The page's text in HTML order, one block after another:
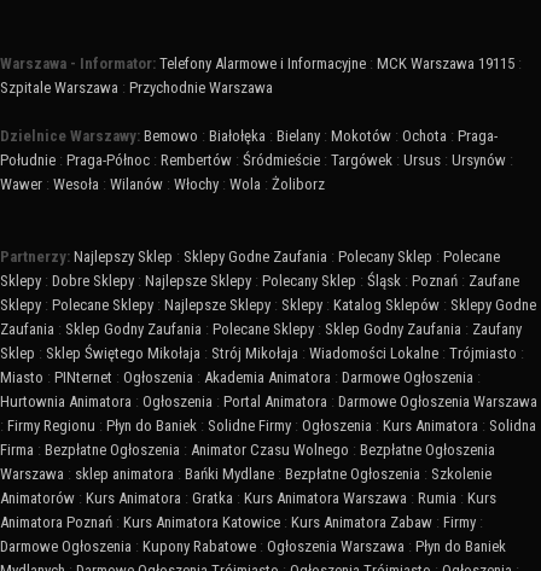
Warszawa - Informator: Telefony Alarmowe i Informacyjne : MCK Warszawa 19115 :
Szpitale Warszawa : Przychodnie Warszawa
Dzielnice Warszawy: Bemowo : Białołęka : Bielany : Mokotów : Ochota : Praga-
Południe : Praga-Północ : Rembertów : Śródmieście : Targówek : Ursus : Ursynów :
Wawer : Wesoła : Wilanów : Włochy : Wola : Żoliborz
Partnerzy: Najlepszy Sklep : Sklepy Godne Zaufania : Polecany Sklep : Polecane
Sklepy : Dobre Sklepy : Najlepsze Sklepy : Polecany Sklep : Śląsk : Poznań : Zaufane
Sklepy : Polecane Sklepy : Najlepsze Sklepy : Sklepy : Katalog Sklepów : Sklepy Godne
Zaufania : Sklep Godny Zaufania : Polecane Sklepy : Sklep Godny Zaufania : Zaufany
Sklep : Sklep Świętego Mikołaja : Strój Mikołaja : Wiadomości Lokalne : Trójmiasto :
Miasto : PINternet : Ogłoszenia : Akademia Animatora : Darmowe Ogłoszenia :
Hurtownia Animatora : Ogłoszenia : Portal Animatora : Darmowe Ogłoszenia Warszawa
: Firmy Regionu : Płyn do Baniek : Solidne Firmy : Ogłoszenia : Kurs Animatora : Solidna
Firma : Bezpłatne Ogłoszenia : Animator Czasu Wolnego : Bezpłatne Ogłoszenia
Warszawa : sklep animatora : Bańki Mydlane : Bezpłatne Ogłoszenia : Szkolenie
Animatorów : Kurs Animatora : Gratka : Kurs Animatora Warszawa : Rumia : Kurs
Animatora Poznań : Kurs Animatora Katowice : Kurs Animatora Zabaw : Firmy :
Darmowe Ogłoszenia : Kupony Rabatowe : Ogłoszenia Warszawa : Płyn do Baniek